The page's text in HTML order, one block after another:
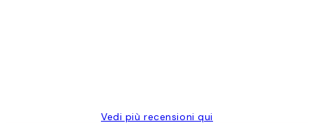
Vedi più recensioni qui